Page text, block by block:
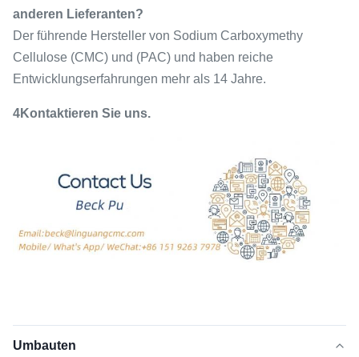
anderen Lieferanten?
Der führende Hersteller von Sodium Carboxymethy
Cellulose (CMC) und (PAC) und haben reiche
Entwicklungserfahrungen mehr als 14 Jahre.
4Kontaktieren Sie uns.
Umbauten